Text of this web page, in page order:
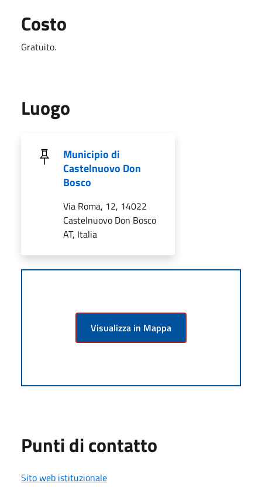
Costo
Gratuito.
Luogo
Municipio di
Castelnuovo Don
Bosco
Via Roma, 12, 14022
Castelnuovo Don Bosco
AT, Italia
Visualizza in Mappa
Punti di contatto
Sito web istituzionale